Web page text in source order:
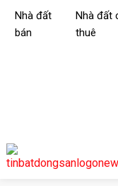
Nhà đất
bán
Nhà đất
thuê